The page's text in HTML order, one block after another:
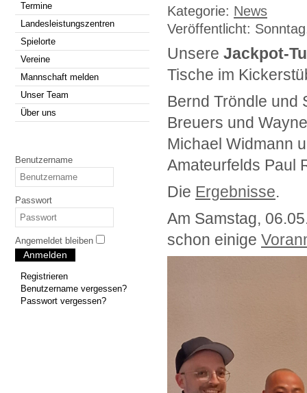
Termine
Landesleistungszentren
Spielorte
Vereine
Mannschaft melden
Unser Team
Über uns
Benutzername
Passwort
Angemeldet bleiben
Anmelden
Registrieren
Benutzername vergessen?
Passwort vergessen?
Kategorie: News
Veröffentlicht:
Unsere Jackpot-
Tische im
Bernd Tröndle und
Breuers und
Michael Widmann
Amateurfelds Paul
Die Ergebnisse.
Am Samstag,
schon einige